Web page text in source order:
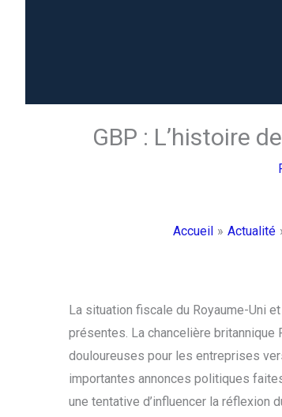
GBP : L’histoire
Accueil Actualité
La situation fiscale du Royaume-Uni
présentes. La chancelière
douloureuses pour les entreprises
importantes annonces politiques
une tentative d’influencer la réflexion